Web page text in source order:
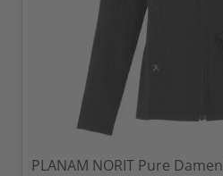
PLANAM NORIT Pure